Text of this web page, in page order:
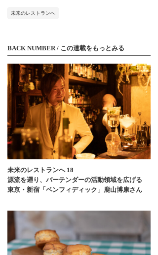
未来のレストランへ
BACK NUMBER / この連載をもっとみる
未来のレストランへ 18
源流を遡り、バーテンダーの活動領域を広げる
東京・新宿「ベンフィディック」鹿山博康さん